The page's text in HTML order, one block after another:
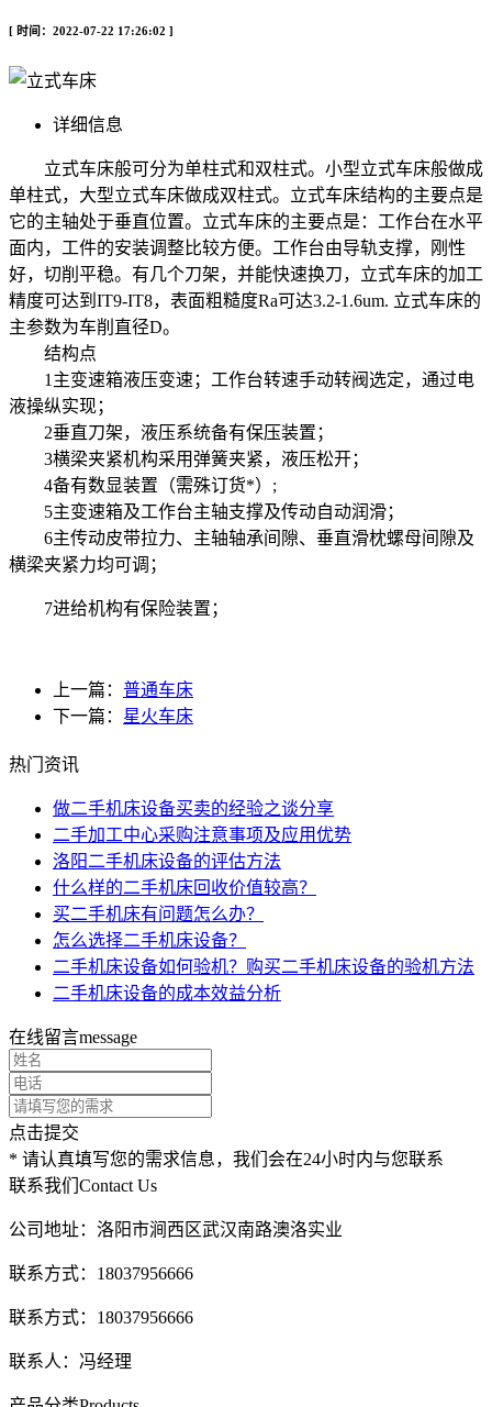
[ 时间：2022-07-22 17:26:02 ]
详细信息
立式车床般可分为单柱式和双柱式。小型立式车床般做成
单柱式，大型立式车床做成双柱式。立式车床结构的主要点是
它的主轴处于垂直位置。立式车床的主要点是：工作台在水平
面内，工件的安装调整比较方便。工作台由导轨支撑，刚性
好，切削平稳。有几个刀架，并能快速换刀，立式车床的加工
精度可达到IT9-IT8，表面粗糙度Ra可达3.2-1.6um. 立式车床的
主参数为车削直径D。
结构点
1主变速箱液压变速；工作台转速手动转阀选定，通过电
液操纵实现；
2垂直刀架，液压系统备有保压装置；
3横梁夹紧机构采用弹簧夹紧，液压松开；
4备有数显装置（需殊订货*）;
5主变速箱及工作台主轴支撑及传动自动润滑；
6主传动皮带拉力、主轴轴承间隙、垂直滑枕螺母间隙及
横梁夹紧力均可调；
7进给机构有保险装置；
上一篇： 普通车床
下一篇： 星火车床
热门资讯
做二手机床设备买卖的经验之谈分享
二手加工中心采购注意事项及应用优势
洛阳二手机床设备的评估方法
什么样的二手机床回收价值较高？
买二手机床有问题怎么办？
怎么选择二手机床设备？
二手机床设备如何验机？购买二手机床设备的验机方法
二手机床设备的成本效益分析
在线留言message
点击提交
* 请认真填写您的需求信息，我们会在24小时内与您联系
联系我们 Contact Us
公司地址：洛阳市涧西区武汉南路澳洛实业
联系方式：18037956666
联系方式：18037956666
联系人：冯经理